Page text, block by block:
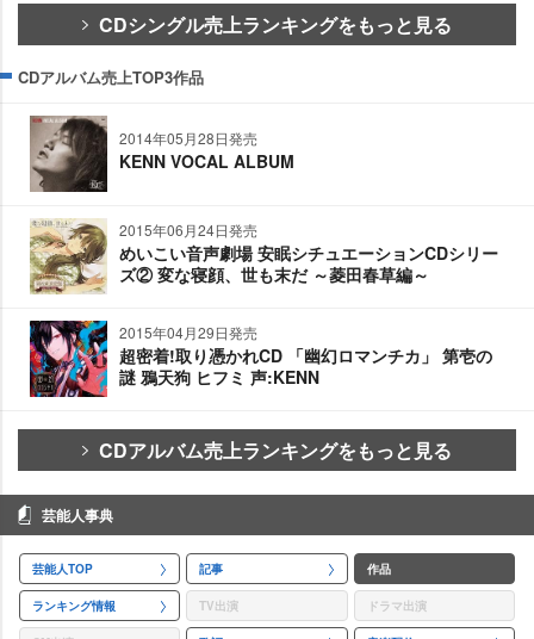
CDシングル売上ランキングをもっと見る
CDアルバム売上TOP3作品
2014年05月28日発売
KENN VOCAL ALBUM
2015年06月24日発売
めいこい音声劇場 安眠シチュエーションCDシリー
ズ② 変な寝顔、世も末だ ～菱田春草編～
2015年04月29日発売
超密着!取り憑かれCD 「幽幻ロマンチカ」 第壱の
謎 鴉天狗 ヒフミ 声:KENN
CDアルバム売上ランキングをもっと見る
芸能人事典
芸能人TOP 記事 作品
ランキング情報 TV出演 ドラマ出演